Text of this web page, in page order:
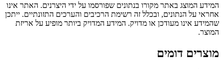
המידע המוצג באתר מקורו בנתונים שפורסמו על ידי היצרנים. האתר אינו
אחראי על הנתונים, ובכלל זה רשימת הרכיבים והערכים התזונתיים. ייתכן
שהמידע אינו מעודכן או מדויק. המידע המדויק ביותר מופיע על אריזת
המוצר.
מוצרים דומים